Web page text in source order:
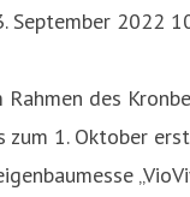
September 2022
Rahmen des
zum 1. Oktober